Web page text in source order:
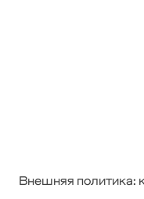
Внешняя политика: